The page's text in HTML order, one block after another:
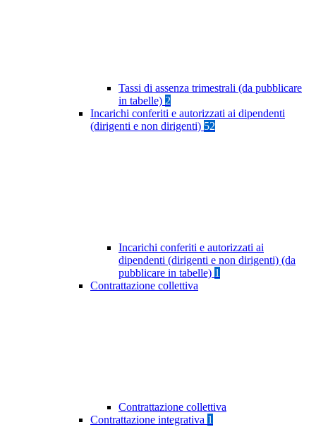
Tassi di assenza trimestrali (da pubblicare
in tabelle) 2
Incarichi conferiti e autorizzati ai dipendenti
(dirigenti e non dirigenti) 52
Incarichi conferiti e autorizzati ai
dipendenti (dirigenti e non dirigenti) (da
pubblicare in tabelle) 1
Contrattazione collettiva
Contrattazione collettiva
Contrattazione integrativa 1